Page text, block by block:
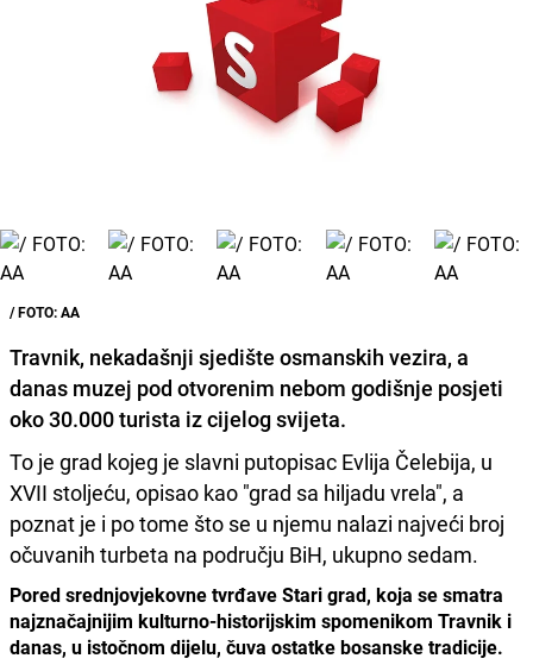
/ FOTO: AA
Travnik, nekadašnji sjedište osmanskih vezira, a
danas muzej pod otvorenim nebom godišnje posjeti
oko30.000 turista iz cijelog svijeta.
To je grad kojeg je slavni putopisac Evlija Čelebija, u
XVII stoljeću, opisao kao "grad sa hiljadu vrela", a
poznat je i po tome što se u njemu nalazi najveći broj
očuvanih turbeta na području BiH, ukupno sedam.
Pored srednjovjekovne tvrđave Stari grad, koja se smatra
najznačajnijim kulturno-historijskim spomenikom Travnik i
danas, u istočnom dijelu, čuva ostatke bosanske tradicije.